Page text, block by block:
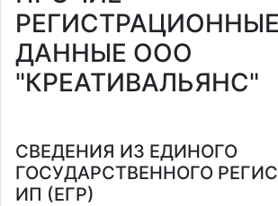
РЕГИСТРАЦИОННЫЕ
ДАННЫЕ ООО
"КРЕАТИВАЛЬЯНС"
СВЕДЕНИЯ ИЗ ЕДИНОГО
ГОСУДАРСТВЕННОГО
ИП (ЕГР)